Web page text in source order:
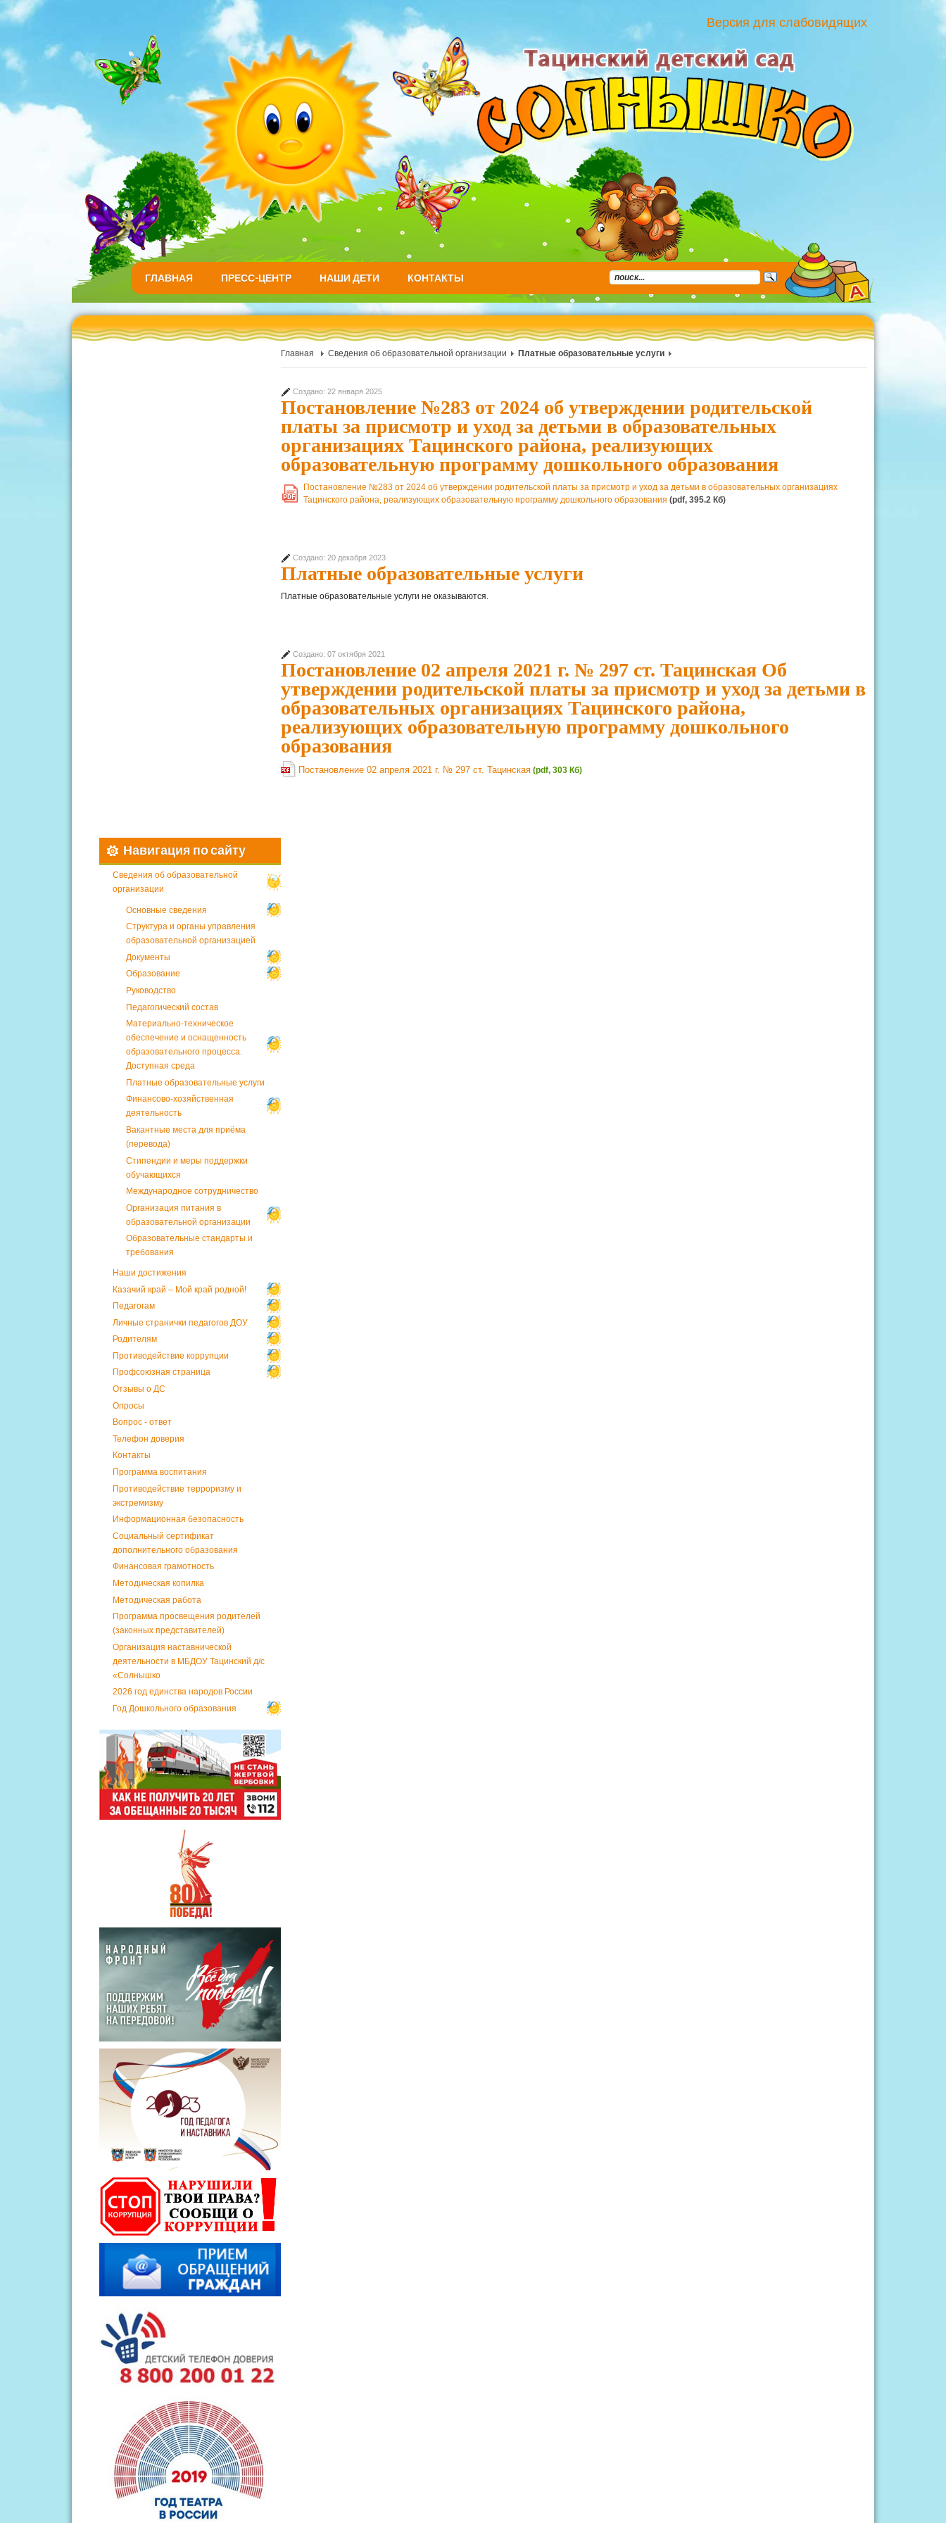
Версия для слабовидящих
ГЛАВНАЯ ПРЕСС-ЦЕНТР НАШИ ДЕТИ КОНТАКТЫ
Главная Сведения об образовательной организации Платные образовательные услуги
Создано: 22 января 2025
Постановление №283 от 2024 об утверждении родительской
платы за присмотр и уход за детьми в образовательных
организациях Тацинского района, реализующих
образовательную программу дошкольного образования
PDF
Постановление №283 от 2024 об утверждении родительской платы за присмотр и уход за детьми в образовательных организациях
Тацинского района, реализующих образовательную программу дошкольного образования(pdf, 395.2 Кб)
Создано: 20 декабря 2023
Платные образовательные услуги
Платные образовательные услуги не оказываются.
Создано: 07 октября 2021
Постановление 02 апреля 2021 г. № 297 ст. Тацинская Об
утверждении родительской платы за присмотр и уход за детьми в
образовательных организациях Тацинского района,
реализующих образовательную программу дошкольного
образования
Постановление 02 апреля 2021 г. № 297 ст. Тацинская (pdf, 303 Кб)
Навигация по сайту
Сведения об образовательной
организации
Основные сведения
Структура и органы управления
образовательной организацией
Документы
Образование
Руководство
Педагогический состав
Материально-техническое
обеспечение и оснащенность
образовательного процесса.
Доступная среда
Платные образовательные услуги
Финансово-хозяйственная
деятельность
Вакантные места для приёма
(перевода)
Стипендии и меры поддержки
обучающихся
Международное сотрудничество
Организация питания в
образовательной организации
Образовательные стандарты и
требования
Наши достижения
Казачий край – Мой край родной!
Педагогам
Личные странички педагогов ДОУ
Родителям
Противодействие коррупции
Профсоюзная страница
Отзывы о ДС
Опросы
Вопрос - ответ
Телефон доверия
Контакты
Программа воспитания
Противодействие терроризму и
экстремизму
Информационная безопасность
Социальный сертификат
дополнительного образования
Финансовая грамотность
Методическая копилка
Методическая работа
Программа просвещения родителей
(законных представителей)
Организация наставнической
деятельности в МБДОУ Тацинский д/с
«Солнышко
2026 год единства народов России
Год Дошкольного образования